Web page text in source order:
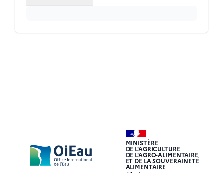
MINISTÈRE
DE L'AGRICULTURE
DE L'AGRO-ALIMENTAIRE
ET DE LA SOUVERAINETÉ
ALIMENTAIRE